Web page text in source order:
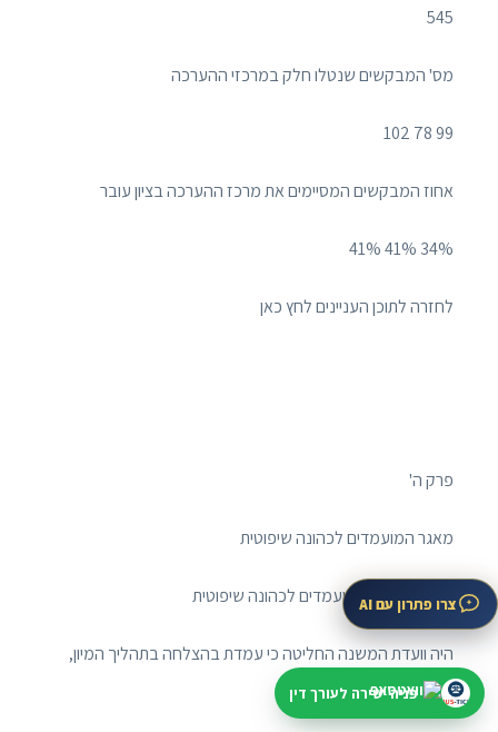
545
מס' המבקשים שנטלו חלק במרכזי ההערכה
99 78 102
אחוז המבקשים המסיימים את מרכז ההערכה בציון עובר
34% 41% 41%
לחזרה לתוכן העניינים לחץ כאן
פרק ה'
מאגר המועמדים לכהונה שיפוטית
פרק ה' מאגר המועמדים לכהונה שיפוטית
היה וועדת המשנה החליטה כי עמדת בהצלחה בתהליך המיון,
יוכנס שמך למאגר ייעודי.
צרו פתרון עם AI
פניה ישירה לעורך דין